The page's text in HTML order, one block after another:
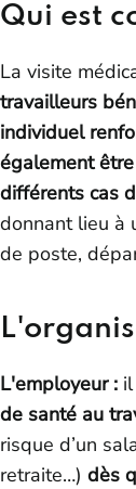
Qui est
La visite
travailleurs
individuel
également
différents cas
donnant lieu à
de poste,
L'employeur : il
de santé au
risque d’un
retraite…) dès